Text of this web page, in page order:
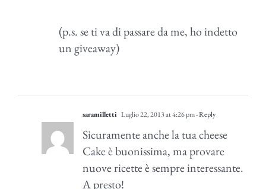
(p.s. se ti va di passare da me, ho indetto
un giveaway)
saramilletti Luglio 22, 2013 at 4:26 pm- Reply
Sicuramente anche la tua cheese
Cake è buonissima, ma provare
nuove ricette è sempre interessante.
A presto!